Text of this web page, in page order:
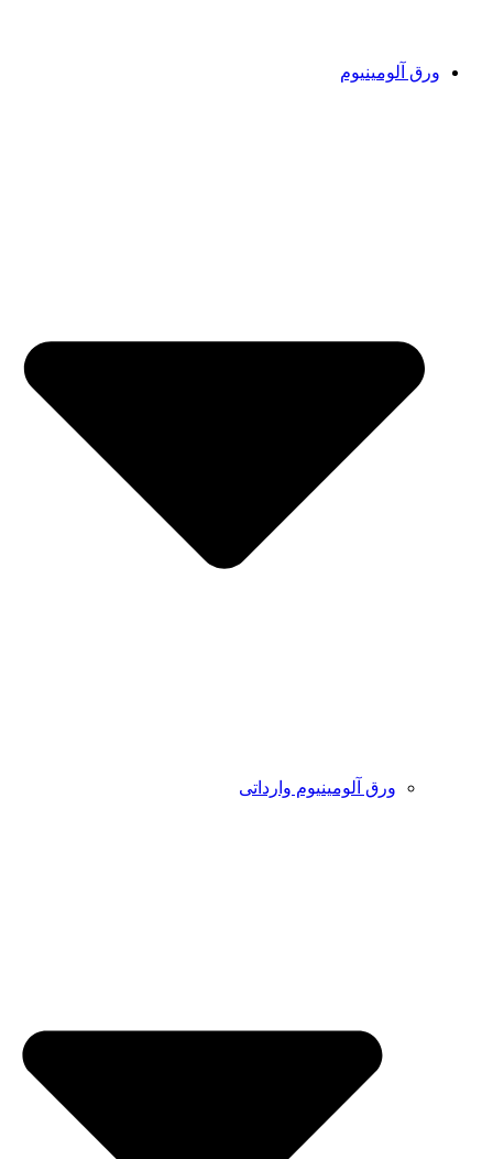
ورق آلومینیوم
ورق آلومینیوم وارداتی